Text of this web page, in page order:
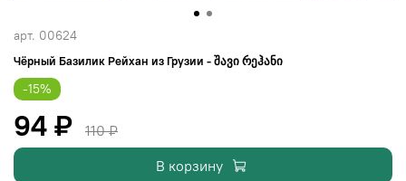
арт. 00624
Чёрный Базилик Рейхан из Грузии - შავი რეჰანი
-15%
94 ₽
110 ₽
В корзину